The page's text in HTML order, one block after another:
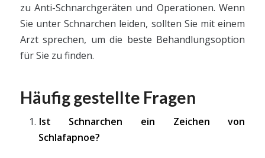
zu Anti-Schnarchgeräten und Operationen. Wenn
Sie unter Schnarchen leiden, sollten Sie mit einem
Arzt sprechen, um die beste Behandlungsoption
für Sie zu finden.
Häufig gestellte Fragen
Ist Schnarchen ein Zeichen von
Schlafapnoe?